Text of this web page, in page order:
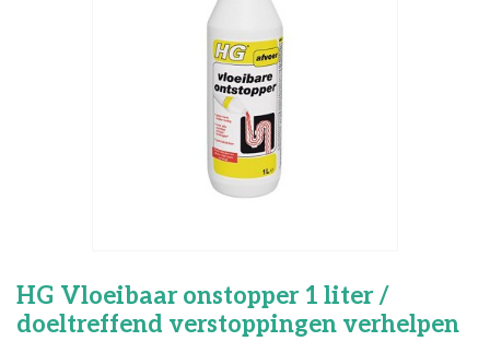
HG Vloeibaar onstopper 1 liter /
doeltreffend verstoppingen verhelpen